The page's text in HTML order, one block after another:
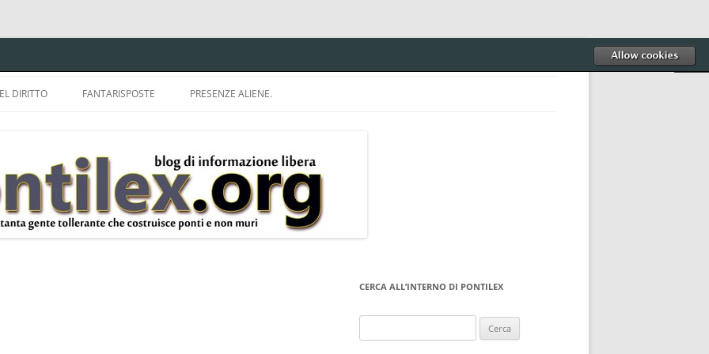
DIRITTO
DELLA LDA 633.
E
FANTARISPOSTE PRESENZE ALIENE.
CERCA ALL’INTERNO DI PONTILEX
per: